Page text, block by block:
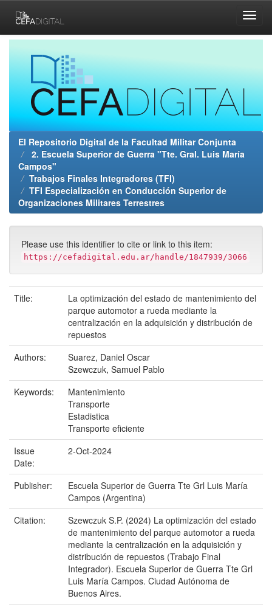
navigation
El Repositorio Digital de la Facultad Militar Conjunta
2. Escuela Superior de Guerra "Tte. Gral. Luis María
Campos"
Trabajos Finales Integradores (TFI)
TFI Especialización en Conducción Superior de
Organizaciones Militares Terrestres
Please use this identifier to cite or link to this item:
https://cefadigital.edu.ar/handle/1847939/3066
Title:
La optimización del estado de mantenimiento del
parque automotor a rueda mediante la
centralización en la adquisición y distribución de
repuestos
Authors:
Suarez, Daniel Oscar
Szewczuk, Samuel Pablo
Keywords:
Mantenimiento
Transporte
Estadistica
Transporte eficiente
Issue
Date:
2-Oct-2024
Publisher:
Escuela Superior de Guerra Tte Grl Luis María
Campos (Argentina)
Citation:
Szewczuk S.P. (2024) La optimización del estado
de mantenimiento del parque automotor a rueda
mediante la centralización en la adquisición y
distribución de repuestos (Trabajo Final
Integrador). Escuela Superior de Guerra Tte Grl
Luis María Campos. Ciudad Autónoma de
Buenos Aires.